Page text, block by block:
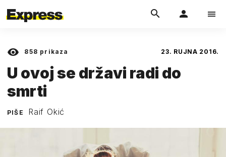
858 prikaza 23. RUJNA 2016.
U ovoj se državi radi do
smrti
PIŠE Raif Okić